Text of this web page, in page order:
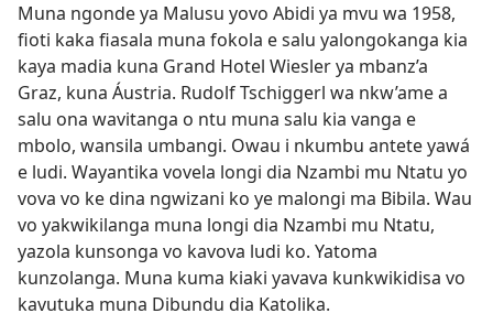
Muna ngonde ya Malusu yovo Abidi ya mvu wa 1958,
fioti kaka fiasala muna fokola e salu yalongokanga kia
kaya madia kuna Grand Hotel Wiesler ya mbanz’a
Graz, kuna Áustria. Rudolf Tschiggerl wa nkw’ame a
salu ona wavitanga o ntu muna salu kia vanga e
mbolo, wansila umbangi. Owau i nkumbu antete yawá
e ludi. Wayantika vovela longi dia Nzambi mu Ntatu yo
vova vo ke dina ngwizani ko ye malongi ma Bibila. Wau
vo yakwikilanga muna longi dia Nzambi mu Ntatu,
yazola kunsonga vo kavova ludi ko. Yatoma
kunzolanga. Muna kuma kiaki yavava kunkwikidisa vo
kavutuka muna Dibundu dia Katolika.